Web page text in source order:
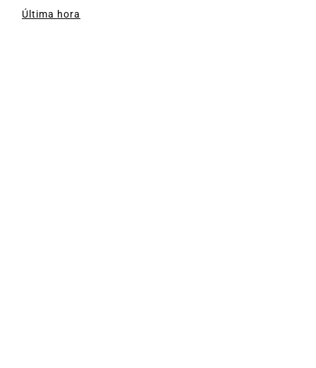
Última hora